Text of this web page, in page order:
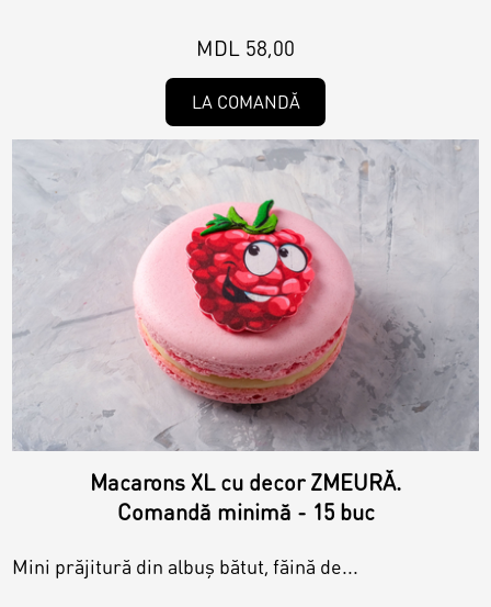
MDL 58,00
LA COMANDĂ
Macarons XL cu decor ZMEURĂ.
Comandă minimă - 15 buc
Mini prăjitură din albuș bătut, făină de...